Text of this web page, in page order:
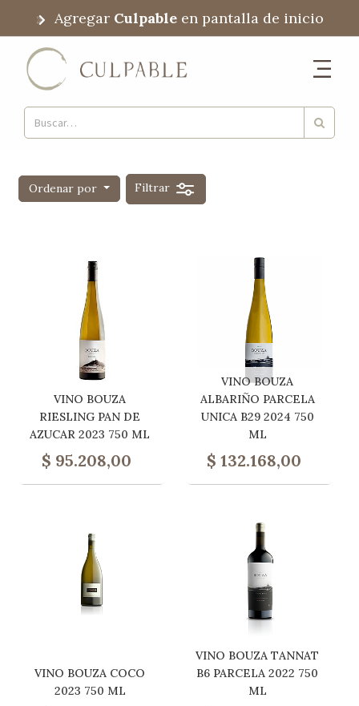
Agregar Culpableen pantalla de inicio
Ordenar por Filtrar
VINO BOUZA
RIESLING PAN DE
AZUCAR 2023 750 ML
$ 95.208,00
VINO BOUZA
ALBARIÑO PARCELA
UNICA B29 2024 750
ML
$ 132.168,00
VINO BOUZA COCO
2023 750 ML
VINO BOUZA TANNAT
B6 PARCELA 2022 750
ML